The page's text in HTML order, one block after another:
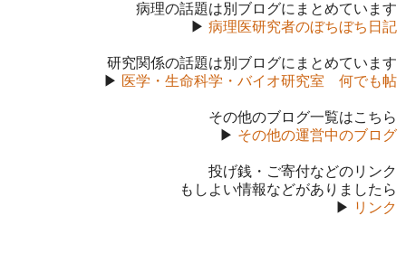
病理の話題は別ブログにまとめています
▶ 病理医研究者のぼちぼち日記
研究関係の話題は別ブログにまとめています
▶ 医学・生命科学・バイオ研究室 何でも帖
その他のブログ一覧はこちら
▶ その他の運営中のブログ
投げ銭・ご寄付などのリンク
もしよい情報などがありましたら
▶ リンク